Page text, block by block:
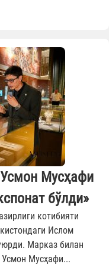
Мусҳафи
бўлди»
котибияти
Ислом
Марказ билан
Мусҳафи...